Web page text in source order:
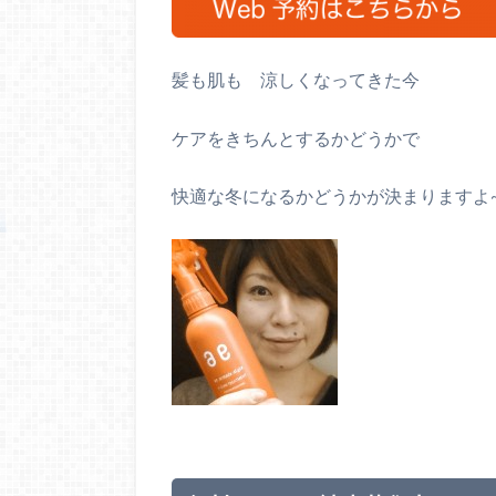
髪も肌も 涼しくなってきた今
ケアをきちんとするかどうかで
快適な冬になるかどうかが決まりますよ